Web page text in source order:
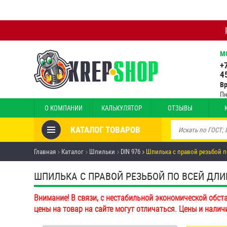
О КОМПАНИИ КАЛЬКУЛЯТОР ОТЗЫВЫ
КАТАЛОГ ТОВАРОВ
Товары со скидкой
Анкеры
Антивандальный крепёж,
инструмент
Болты и винты
Главная Каталог Шпильки DIN 976 Шпилька с правой резьбой
ШПИЛЬКА С ПРАВОЙ РЕЗЬБОЙ ПО ВСЕЙ
Внимание! В связи, с нестабильной экономической
цены на товар на сайте могут отличаться. Цены и